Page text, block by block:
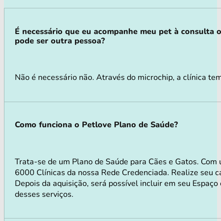
É necessário que eu acompanhe meu pet à consulta
pode ser outra pessoa?
Não é necessário não. Através do microchip, a clínica
Como funciona o Petlove Plano de Saúde?
Trata-se de um Plano de Saúde para Cães e Gatos.
6000 Clínicas da nossa Rede Credenciada. Realize seu
Depois da aquisição, será possível incluir em seu
desses serviços.